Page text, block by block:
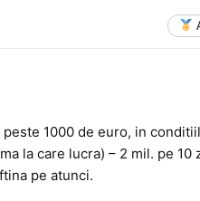
1000 de euro, in
la care lucra) – 2 mil. pe 10
pe atunci.